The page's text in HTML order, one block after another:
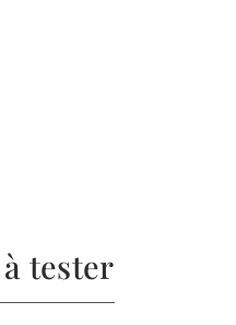
tester